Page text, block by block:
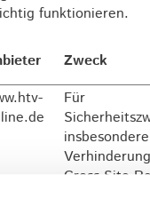
funktionieren.
Zweck
Für
Cross-Site-
Forgery-